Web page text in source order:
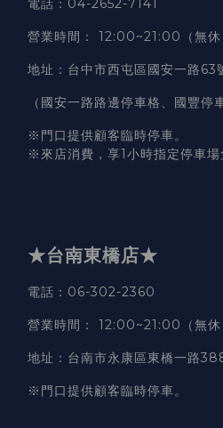
電話 ：04-2652-7141
營業時間 ： 12:00~21:00（無休
地址 ：台中市西屯區國安一路63
（國安一路路邊停車格、國豐停
※門口提供顧客臨時停車。
※來店消費，享1小時指定停車場
★台南東橋店★
電話 ：06-302-2360
營業時間 ： 12:00~21:00（無休
地址 ：台南市永康區東橋一路
※門口提供顧客臨時停車。